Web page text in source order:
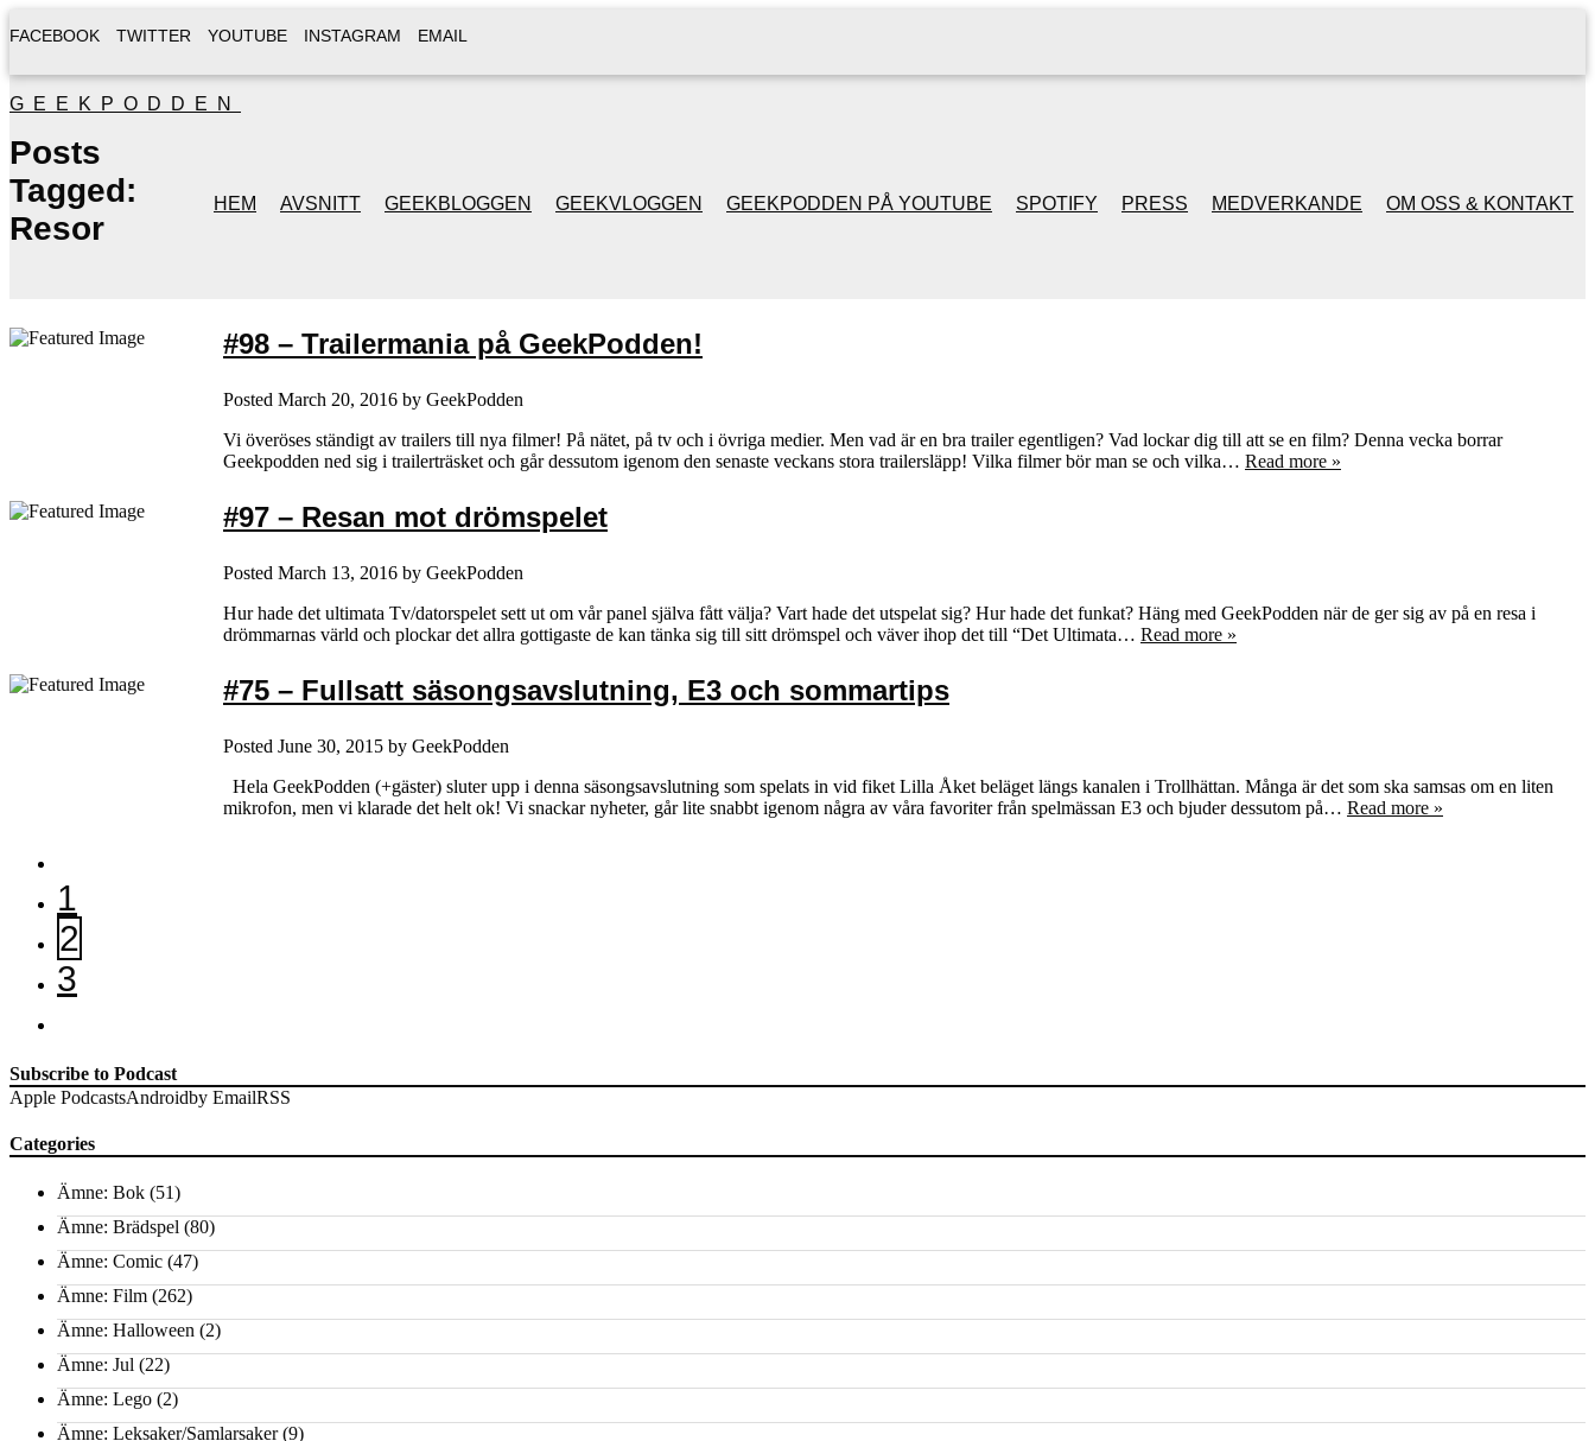
FACEBOOK TWITTER YOUTUBE INSTAGRAM EMAIL
GEEKPODDEN
HEM AVSNITT GEEKBLOGGEN GEEKVLOGGEN GEEKPODDEN PÅ YOUTUBE
GEEKPODDENS
SPOTIFY PRESS MEDVERKANDE OM OSS & KONTAKT
Posts
Tagged:
Resor
#98 – Trailermania på GeekPodden!
Posted March 20, 2016 by GeekPodden
Vi överöses ständigt av trailers till nya filmer! På nätet, på tv och i övriga medier. Men vad är en bra trailer egentligen? Vad lockar dig till att se en film? Denna vecka borrar
Geekpodden ned sig i trailerträsket och går dessutom igenom den senaste veckans stora trailersläpp! Vilka filmer bör man se och vilka… Read more »
#97 – Resan mot drömspelet
Posted March 13, 2016 by GeekPodden
Hur hade det ultimata Tv/datorspelet sett ut om vår panel själva fått välja? Vart hade det utspelat sig? Hur hade det funkat? Häng med GeekPodden när de ger sig av på en resa i
drömmarnas värld och plockar det allra gottigaste de kan tänka sig till sitt drömspel och väver ihop det till “Det Ultimata… Read more »
#75 – Fullsatt säsongsavslutning, E3 och sommartips
Posted June 30, 2015 by GeekPodden
Hela GeekPodden (+gäster) sluter upp i denna säsongsavslutning som spelats in vid fiket Lilla Åket beläget längs kanalen i Trollhättan. Många är det som ska samsas om en liten
mikrofon, men vi klarade det helt ok! Vi snackar nyheter, går lite snabbt igenom några av våra favoriter från spelmässan E3 och bjuder dessutom på… Read more »
1
2
3
Subscribe to Podcast
Apple PodcastsAndroidby EmailRSS
Categories
Ämne: Bok (51)
Ämne: Brädspel (80)
Ämne: Comic (47)
Ämne: Film (262)
Ämne: Halloween (2)
Ämne: Jul (22)
Ämne: Lego (2)
Ämne: Leksaker/Samlarsaker(9)